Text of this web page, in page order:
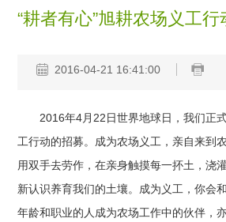
“耕者有心”旭耕农场义工行
2016-04-21 16:41:00
2016年4月22日世界地球日，我们正式
工行动的招募。成为农场义工，亲自来到
用双手去劳作，在亲身触摸每一抔土，浇
新认识养育我们的土壤。成为义工，你会
年龄和职业的人成为农场工作中的伙伴，